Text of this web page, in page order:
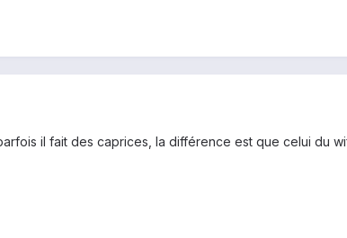
il fait des caprices, la différence est que celui du